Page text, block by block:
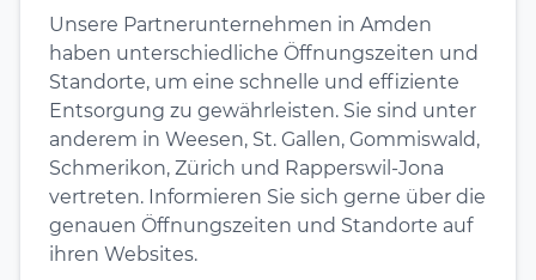
Unsere Partnerunternehmen in Amden
haben unterschiedliche Öffnungszeiten und
Standorte, um eine schnelle und effiziente
Entsorgung zu gewährleisten. Sie sind unter
anderem in Weesen, St. Gallen, Gommiswald,
Schmerikon, Zürich und Rapperswil-Jona
vertreten. Informieren Sie sich gerne über die
genauen Öffnungszeiten und Standorte auf
ihren Websites.